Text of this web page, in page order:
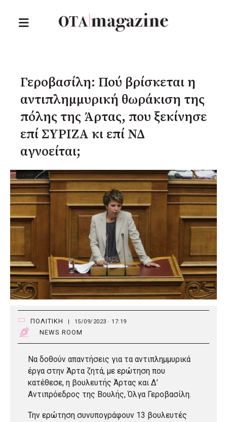
Γεροβασίλη: Πού βρίσκεται η
αντιπλημμυρική θωράκιση της
πόλης της Άρτας, που ξεκίνησε
επί ΣΥΡΙΖΑ κι επί ΝΔ
αγνοείται;
ΠΟΛΙΤΙΚΗ 15/09/2023 · 17:19
NEWS ROOM
Να δοθούν απαντήσεις για τα αντιπλημμυρικά
έργα στην Άρτα ζητά, με ερώτηση που
κατέθεσε, η βουλευτής Άρτας και Δ’
Αντιπρόεδρος της Βουλής, Όλγα Γεροβασίλη.
Την ερώτηση συνυπογράφουν 13 βουλευτές